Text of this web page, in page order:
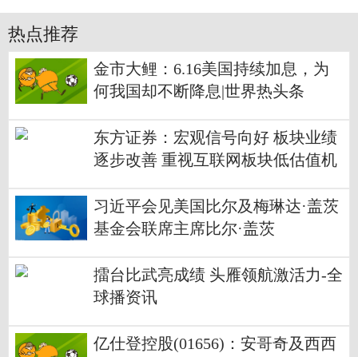
热点推荐
金市大鲤：6.16美国持续加息，为
何我国却不断降息|世界热头条
东方证券：宏观信号向好 板块业绩
逐步改善 重视互联网板块低估值机
习近平会见美国比尔及梅琳达·盖茨
基金会联席主席比尔·盖茨
擂台比武亮成绩 头雁领航激活力-全
球播资讯
亿仕登控股(01656)：安哥奇及西西